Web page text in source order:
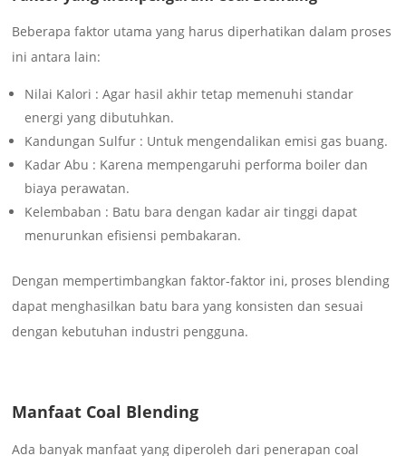
Beberapa faktor utama yang harus diperhatikan dalam proses
ini antara lain:
Nilai Kalori : Agar hasil akhir tetap memenuhi standar
energi yang dibutuhkan.
Kandungan Sulfur : Untuk mengendalikan emisi gas buang.
Kadar Abu : Karena mempengaruhi performa boiler dan
biaya perawatan.
Kelembaban : Batu bara dengan kadar air tinggi dapat
menurunkan efisiensi pembakaran.
Dengan mempertimbangkan faktor-faktor ini, proses blending
dapat menghasilkan batu bara yang konsisten dan sesuai
dengan kebutuhan industri pengguna.
Manfaat Coal Blending
Ada banyak manfaat yang diperoleh dari penerapan coal